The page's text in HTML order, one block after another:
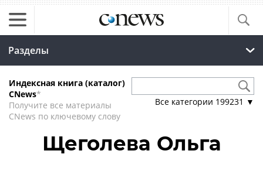
Разделы
Индексная книга (каталог)
CNews*
Получите все материалы
CNews по ключевому слову
Все категории 199231 ▼
Щеголева Ольга